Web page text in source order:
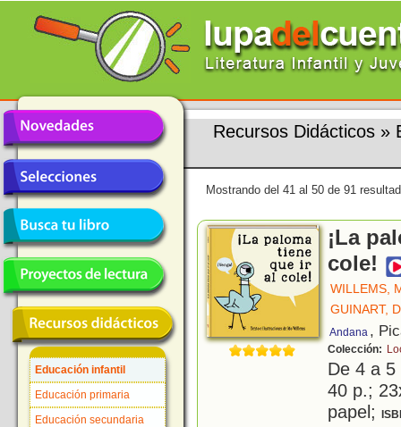
Educación infantil
Educación primaria
Educación secundaria
Recursos Didácticos »
Mostrando del 41 al 50 de 91
¡La
cole!
WILLEMS,
GUINART,
Andana ,
Colección:
De 4 a
40 p.;
papel;